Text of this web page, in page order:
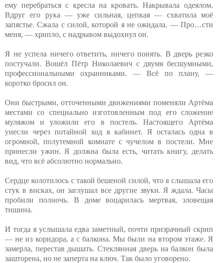
ему перебраться с кресла на кровать. Накрывала одеялом.
Вдруг его рука — уже сильная, цепкая — схватила моё
запястье. Сжала с силой, которой я не ожидала. — Про…сти
меня, — хрипло, с надрывом выдохнул он.
Я не успела ничего ответить, ничего понять. В дверь резко
постучали. Вошёл Пётр Николаевич с двумя бесшумными,
профессиональными охранниками. — Всё по плану, —
коротко бросил он.
Они быстрыми, отточенными движениями поменяли Артёма
местами со специально изготовленным под его сложение
муляжом и уложили его в постель. Настоящего Артёма
унесли через потайной ход в кабинет. Я осталась одна в
огромной, полутемной комнате с чучелом в постели. Мне
принесли ужин. Я должна была есть, читать книгу, делать
вид, что всё абсолютно нормально.
Сердце колотилось с такой бешеной силой, что я слышала его
стук в висках, он заглушал все другие звуки. Я ждала. Часы
пробили полночь. В доме воцарилась мертвая, зловещая
тишина.
И тогда я услышала едва заметный, почти призрачный скрип
— не из коридора, а с балкона. Мы были на втором этаже. Я
замерла, перестав дышать. Стеклянная дверь на балкон была
зашторена, но не заперта на ключ. Так было уговорено.